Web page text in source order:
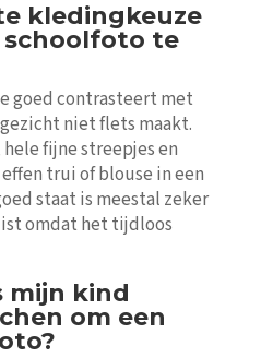
kledingkeuze
schoolfoto te
goed contrasteert met
niet flets maakt.
fijne streepjes en
trui of blouse in een
staat is meestal zeker
omdat het tijdloos
mijn kind
om een